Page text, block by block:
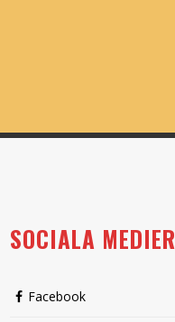
SOCIALA MEDIER
Facebook